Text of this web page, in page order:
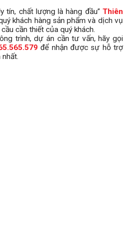
tín, chất lượng là hàng đầu” Thiên
khách hàng sản phẩm và dịch vụ
cần thiết của quý khách.
trình, dự án cần tư vấn, hãy gọi
để nhận được sự hỗ trợ
nhất.